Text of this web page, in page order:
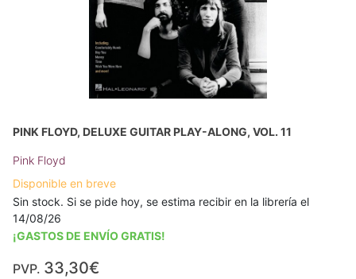
PINK FLOYD, DELUXE GUITAR PLAY-ALONG, VOL. 11
Pink Floyd
Disponible en breve
Sin stock. Si se pide hoy, se estima recibir en la librería el
14/08/26
¡GASTOS DE ENVÍO GRATIS!
PVP. 33,30€